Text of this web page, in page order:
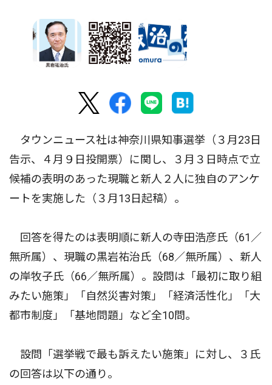
タウンニュース社は神奈川県知事選挙（３月23日
告示、４月９日投開票）に関し、３月３日時点で立
候補の表明のあった現職と新人２人に独自のアンケ
ートを実施した（３月13日起稿）。
回答を得たのは表明順に新人の寺田浩彦氏（61／
無所属）、現職の黒岩祐治氏（68／無所属）、新人
の岸牧子氏（66／無所属）。設問は「最初に取り組
みたい施策」「自然災害対策」「経済活性化」「大
都市制度」「基地問題」など全10問。
設問「選挙戦で最も訴えたい施策」に対し、３氏
の回答は以下の通り。